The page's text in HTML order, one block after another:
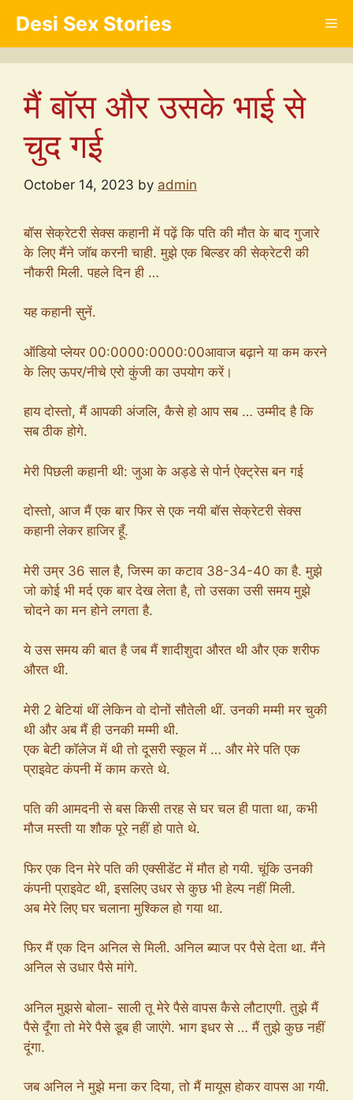
content
Desi Sex Stories
मैं बॉस और उसके भाई से
चुद गई
October 14, 2023 by admin
बॉस सेक्रेटरी सेक्स कहानी में पढ़ें कि पति की मौत के बाद गुजारे
के लिए मैंने जॉब करनी चाही. मुझे एक बिल्डर की सेक्रेटरी की
नौकरी मिली. पहले दिन ही …
यह कहानी सुनें.
ऑडियो प्लेयर 00:0000:0000:00आवाज बढ़ाने या कम करने
के लिए ऊपर/नीचे एरो कुंजी का उपयोग करें।
हाय दोस्तो, मैं आपकी अंजलि, कैसे हो आप सब … उम्मीद है कि
सब ठीक होगे.
मेरी पिछली कहानी थी: जुआ के अड्डे से पोर्न ऐक्ट्रेस बन गई
दोस्तो, आज मैं एक बार फिर से एक नयी बॉस सेक्रेटरी सेक्स
कहानी लेकर हाजिर हूँ.
मेरी उम्र 36 साल है, जिस्म का कटाव 38-34-40 का है. मुझे
जो कोई भी मर्द एक बार देख लेता है, तो उसका उसी समय मुझे
चोदने का मन होने लगता है.
ये उस समय की बात है जब मैं शादीशुदा औरत थी और एक शरीफ
औरत थी.
मेरी 2 बेटियां थीं लेकिन वो दोनों सौतेली थीं. उनकी मम्मी मर चुकी
थी और अब मैं ही उनकी मम्मी थी.
एक बेटी कॉलेज में थी तो दूसरी स्कूल में … और मेरे पति एक
प्राइवेट कंपनी में काम करते थे.
पति की आमदनी से बस किसी तरह से घर चल ही पाता था, कभी
मौज मस्ती या शौक पूरे नहीं हो पाते थे.
फिर एक दिन मेरे पति की एक्सीडेंट में मौत हो गयी. चूंकि उनकी
कंपनी प्राइवेट थी, इसलिए उधर से कुछ भी हेल्प नहीं मिली.
अब मेरे लिए घर चलाना मुश्किल हो गया था.
फिर मैं एक दिन अनिल से मिली. अनिल ब्याज पर पैसे देता था. मैंने
अनिल से उधार पैसे मांगे.
अनिल मुझसे बोला- साली तू मेरे पैसे वापस कैसे लौटाएगी. तुझे मैं
पैसे दूँगा तो मेरे पैसे डूब ही जाएंगे. भाग इधर से … मैं तुझे कुछ नहीं
दूंगा.
जब अनिल ने मुझे मना कर दिया, तो मैं मायूस होकर वापस आ गयी.